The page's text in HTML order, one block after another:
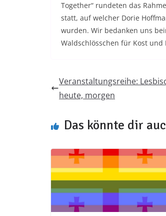
Together“ rundeten das
statt, auf welcher Dorie
wurden. Wir bedanken uns
Waldschlösschen für Kost und
Veranstaltungsreihe:
heute, morgen
Das könnte dir